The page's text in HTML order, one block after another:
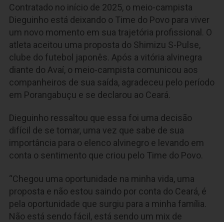
Contratado no início de 2025, o meio-campista
Dieguinho está deixando o Time do Povo para viver
um novo momento em sua trajetória profissional. O
atleta aceitou uma proposta do Shimizu S-Pulse,
clube do futebol japonês. Após a vitória alvinegra
diante do Avaí, o meio-campista comunicou aos
companheiros de sua saída, agradeceu pelo período
em Porangabuçu e se declarou ao Ceará.
Dieguinho ressaltou que essa foi uma decisão
difícil de se tomar, uma vez que sabe de sua
importância para o elenco alvinegro e levando em
conta o sentimento que criou pelo Time do Povo.
“Chegou uma oportunidade na minha vida, uma
proposta e não estou saindo por conta do Ceará, é
pela oportunidade que surgiu para a minha família.
Não está sendo fácil, está sendo um mix de